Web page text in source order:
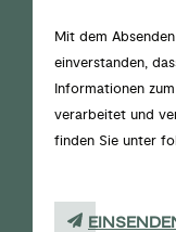
Mit dem
einverstanden,
Informationen
verarbeitet und
finden Sie unter